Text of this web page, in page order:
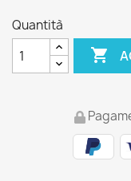
Quantità
